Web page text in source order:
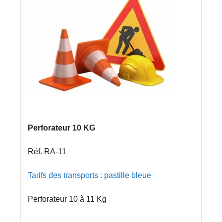
Perforateur 10 KG
Réf. RA-11
Tarifs des transports : pastille bleue
Perforateur 10 à 11 Kg